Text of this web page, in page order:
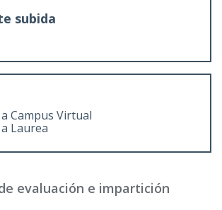
subida
Campus Virtual
Laurea
evaluación e impartición